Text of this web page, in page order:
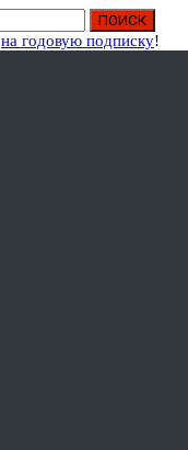
на годовую подписку!